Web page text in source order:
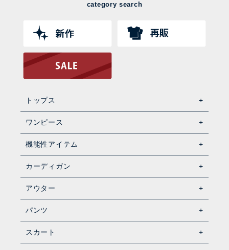
category search
トップス
ワンピース
機能性アイテム
カーディガン
アウター
パンツ
スカート